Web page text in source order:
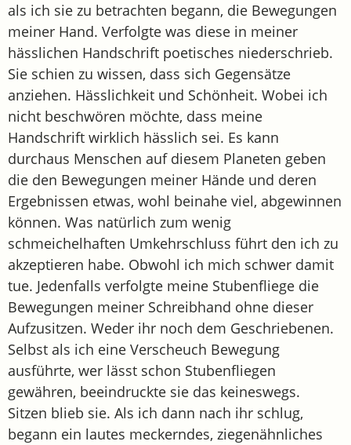
als ich sie zu betrachten begann, die Bewegungen
meiner Hand. Verfolgte was diese in meiner
hässlichen Handschrift poetisches niederschrieb.
Sie schien zu wissen, dass sich Gegensätze
anziehen. Hässlichkeit und Schönheit. Wobei ich
nicht beschwören möchte, dass meine
Handschrift wirklich hässlich sei. Es kann
durchaus Menschen auf diesem Planeten geben
die den Bewegungen meiner Hände und deren
Ergebnissen etwas, wohl beinahe viel, abgewinnen
können. Was natürlich zum wenig
schmeichelhaften Umkehrschluss führt den ich zu
akzeptieren habe. Obwohl ich mich schwer damit
tue. Jedenfalls verfolgte meine Stubenfliege die
Bewegungen meiner Schreibhand ohne dieser
Aufzusitzen. Weder ihr noch dem Geschriebenen.
Selbst als ich eine Verscheuch Bewegung
ausführte, wer lässt schon Stubenfliegen
gewähren, beeindruckte sie das keineswegs.
Sitzen blieb sie. Als ich dann nach ihr schlug,
begann ein lautes meckerndes, ziegenähnliches